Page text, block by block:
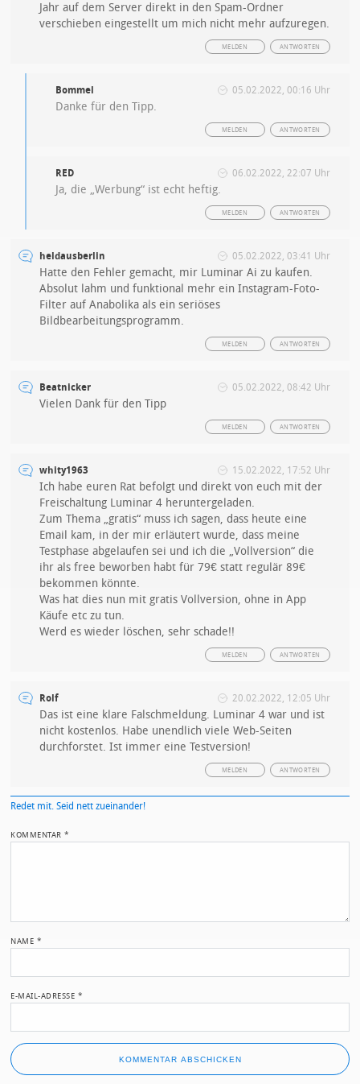
Jahr auf dem Server direkt in den Spam-Ordner
verschieben eingestellt um mich nicht mehr aufzuregen.
ANTWORTEN
MELDEN
Bommel 05.02.2022, 00:16 Uhr
Danke für den Tipp.
ANTWORTEN
MELDEN
RED 06.02.2022, 22:07 Uhr
Ja, die „Werbung“ ist echt heftig.
ANTWORTEN
MELDEN
heldausberlin 05.02.2022, 03:41 Uhr
Hatte den Fehler gemacht, mir Luminar Ai zu kaufen.
Absolut lahm und funktional mehr ein Instagram-Foto-
Filter auf Anabolika als ein seriöses
Bildbearbeitungsprogramm.
ANTWORTEN
MELDEN
Beatnicker 05.02.2022, 08:42 Uhr
Vielen Dank für den Tipp
ANTWORTEN
MELDEN
whity1963 15.02.2022, 17:52 Uhr
Ich habe euren Rat befolgt und direkt von euch mit der
Freischaltung Luminar 4 heruntergeladen.
Zum Thema „gratis“ muss ich sagen, dass heute eine
Email kam, in der mir erläutert wurde, dass meine
Testphase abgelaufen sei und ich die „Vollversion“ die
ihr als free beworben habt für 79€ statt regulär 89€
bekommen könnte.
Was hat dies nun mit gratis Vollversion, ohne in App
Käufe etc zu tun.
Werd es wieder löschen, sehr schade!!
ANTWORTEN
MELDEN
Rolf 20.02.2022, 12:05 Uhr
Das ist eine klare Falschmeldung. Luminar 4 war und ist
nicht kostenlos. Habe unendlich viele Web-Seiten
durchforstet. Ist immer eine Testversion!
ANTWORTEN
MELDEN
Redet mit. Seid nett zueinander!
KOMMENTAR*
NAME *
E-MAIL-ADRESSE *